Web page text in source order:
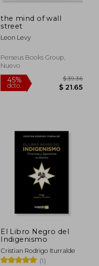
the mind of wall
street
Leon Levy
Perseus Books Group,
Nuevo
45%
dcto.
El Libro Negro del
Indigenismo
Cristian Rodrigo Iturralde
(1)